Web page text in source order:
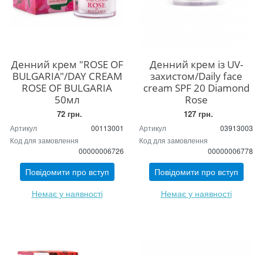
Денний крем "ROSE OF
BULGARIA"/DAY CREAM
ROSE OF BULGARIA
50мл
72 грн.
Артикул
00113001
Код для замовлення
00000006726
Повідомити про вступ
Немає у наявності
Денний крем із UV-
захистом/Daily face
cream SPF 20 Diamond
Rose
127 грн.
Артикул
03913003
Код для замовлення
00000006778
Повідомити про вступ
Немає у наявності